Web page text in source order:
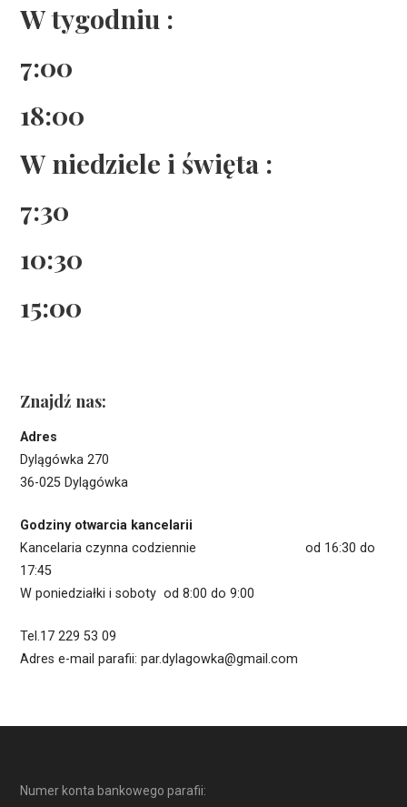
W tygodniu :
7:00
18:00
W niedziele i święta :
7:30
10:30
15:00
Znajdź nas:
Adres
Dylągówka 270
36-025 Dylągówka
Godziny otwarcia kancelarii
Kancelaria czynna codziennie od 16:30 do
17:45
W poniedziałki i soboty od 8:00 do 9:00
Tel.17 229 53 09
Adres e-mail parafii: par.dylagowka@gmail.com
Numer konta bankowego parafii: